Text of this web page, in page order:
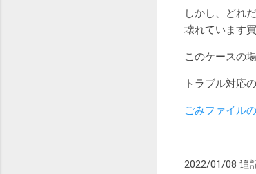
しかし、どれ
壊れています
このケースの
トラブル対応
ごみファイル
2022/01/08 追